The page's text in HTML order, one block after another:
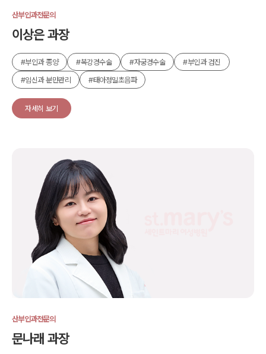
산부인과전문의
이상은 과장
#부인과 종양 #복강경수술 #자궁경수술
#부인과 검진
#임신과 분만관리
#태아정밀초음파
자세히 보기
산부인과전문의
문나래 과장